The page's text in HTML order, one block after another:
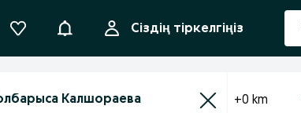
АқпараттандыруСіздің тіркелгіңіз
+0 km